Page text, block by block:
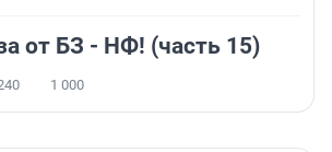
от БЗ - НФ! (часть 15)
1 000